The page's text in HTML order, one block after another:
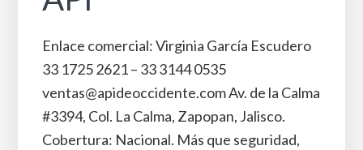
Enlace comercial: Virginia García Escudero
33 1725 2621 – 33 3144 0535
ventas@apideoccidente.com Av. de la Calma
#3394, Col. La Calma, Zapopan, Jalisco.
Cobertura: Nacional. Más que seguridad,